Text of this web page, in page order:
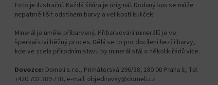
Foto je ilustrační. Každá šňůra je originál. Dodaný kus se může
nepatrně lišit odstínem barvy a velikostí kuliček
Minerál je uměle přibarvený. Přibarvování minerálů je ve
šperkařství běžný proces. Dělá se to pro docílení hezčí barvy,
kde ve zcela přírodním stavu by minerál stál o několik řádů více.
Dovozce: Domeli s.r.o., Primátorská 296/38, 180 00 Praha 8, Tel
+420 702 389 778, e-mail: objednavky@domeli.cz